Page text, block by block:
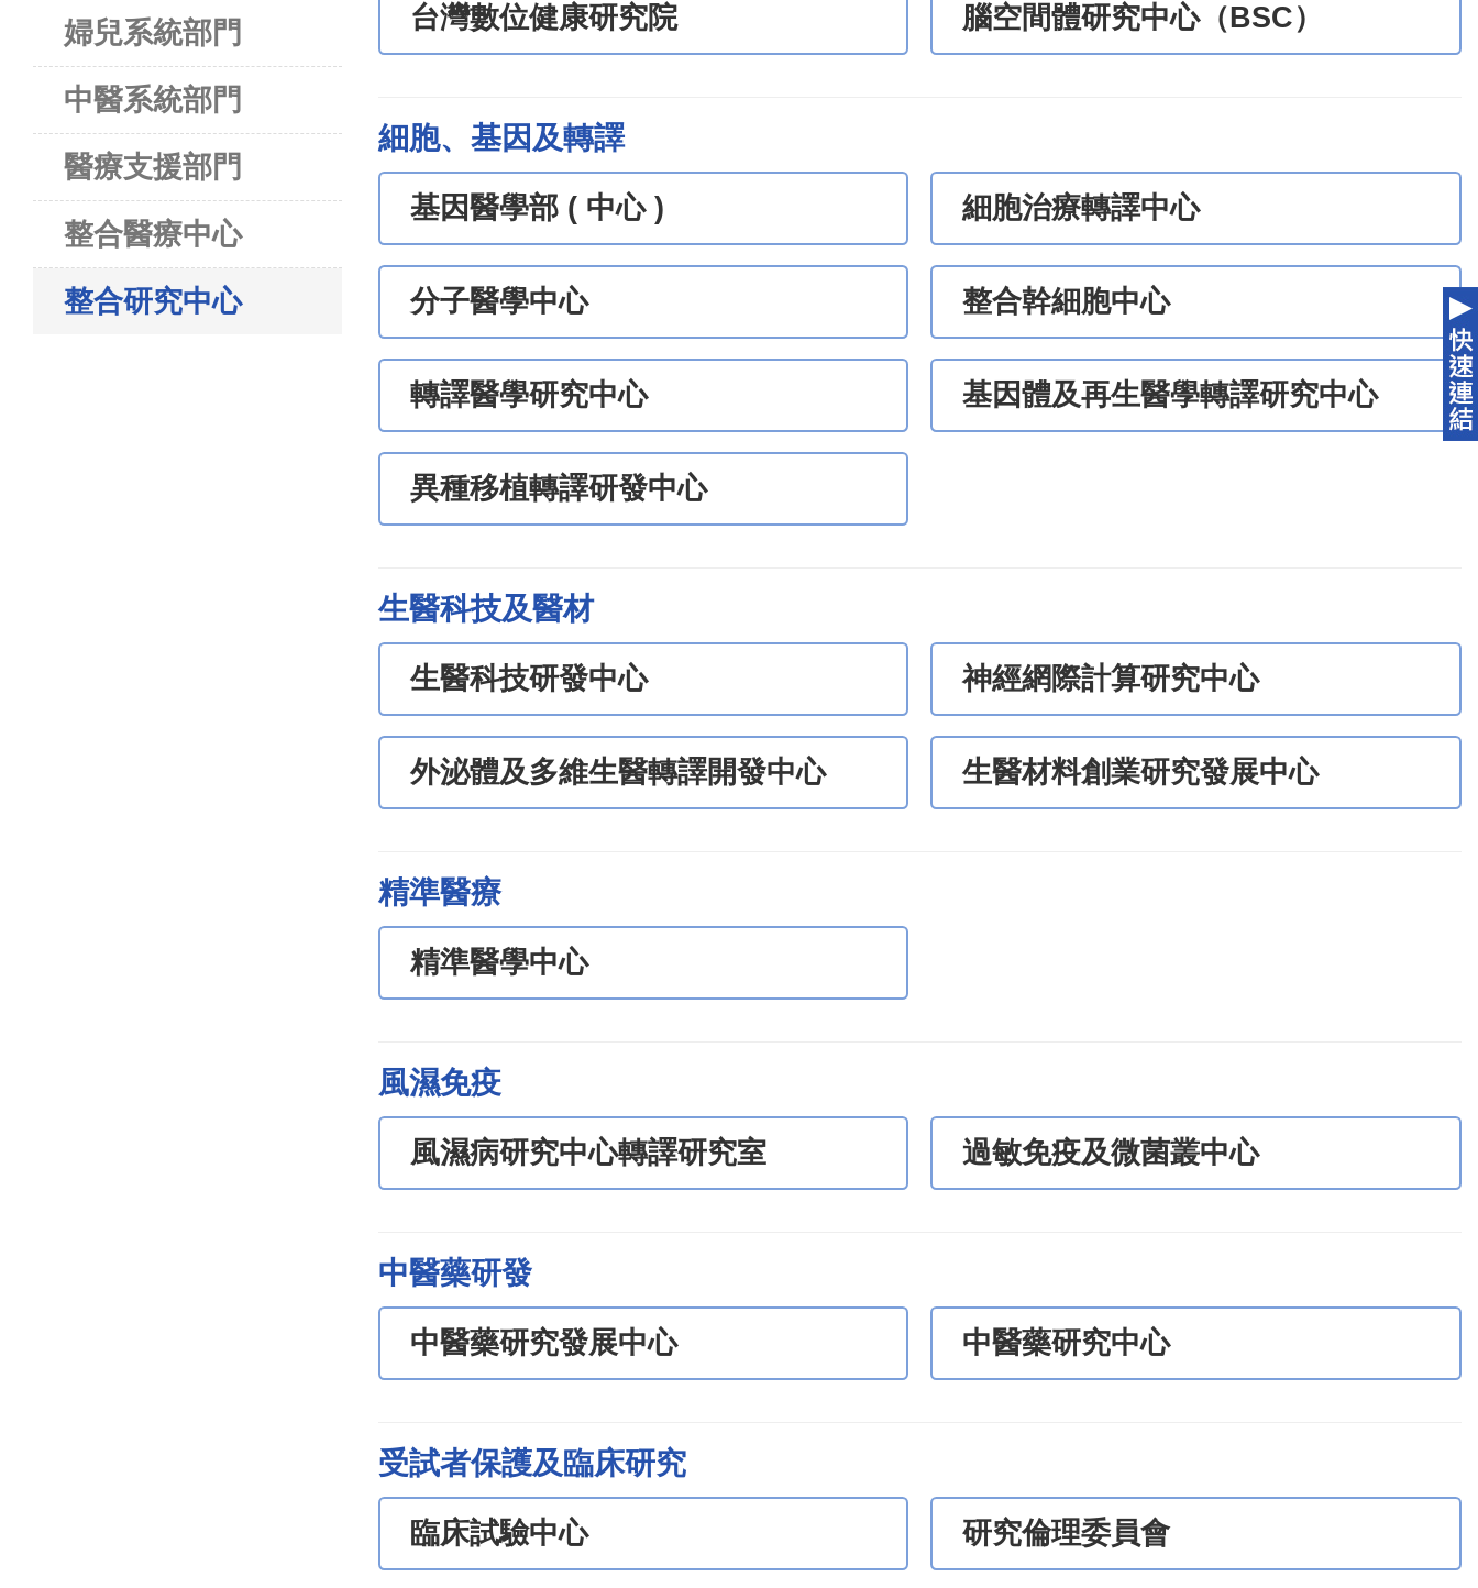
婦兒系統部門
中醫系統部門
醫療支援部門
整合醫療中心
整合研究中心
台灣數位健康研究院 腦空間體研究中心（BSC）
細胞、基因及轉譯
基因醫學部 ( 中心 ) 細胞治療轉譯中心
分子醫學中心 整合幹細胞中心
轉譯醫學研究中心 基因體及再生醫學轉譯研究中心
異種移植轉譯研發中心
生醫科技及醫材
生醫科技研發中心 神經網際計算研究中心
外泌體及多維生醫轉譯開發中心 生醫材料創業研究發展中心
精準醫療
精準醫學中心
風濕免疫
風濕病研究中心轉譯研究室 過敏免疫及微菌叢中心
中醫藥研發
中醫藥研究發展中心 中醫藥研究中心
受試者保護及臨床研究
臨床試驗中心 研究倫理委員會